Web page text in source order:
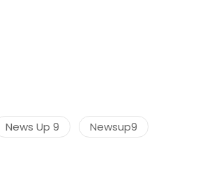
News Up 9 Newsup9